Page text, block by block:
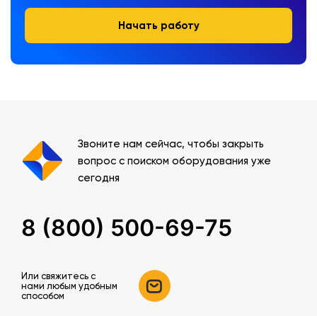
Начать работу
Звоните нам сейчас, чтобы закрыть
вопрос с поиском оборудования уже
сегодня
8 (800) 500-69-75
Или свяжитесь c
нами любым удобным
способом